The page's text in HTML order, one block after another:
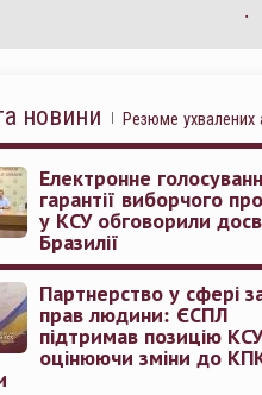
новини Резюме ухвалених
Електронне
гарантії виборчого
у КСУ обговорили
Бразилії
Партнерство у сфері
прав людини: ЄСПЛ
підтримав позицію
оцінюючи зміни до